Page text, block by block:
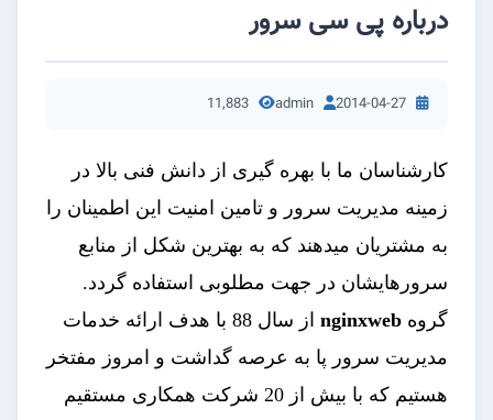
درباره پی سی سرور
کارشناسان ما با بهره گیری از دانش فنی بالا در
زمینه مدیریت سرور و تامین امنیت این اطمینان را
به مشتریان میدهند که به بهترین شکل از منابع
سرورهایشان در جهت مطلوبی استفاده گردد.
گروه nginxweb
از سال 88 با هدف ارائه خدمات
مدیریت سرور پا به عرصه گداشت و امروز مفتخر
هستیم که با بیش از 20 شرکت همکاری مستقیم